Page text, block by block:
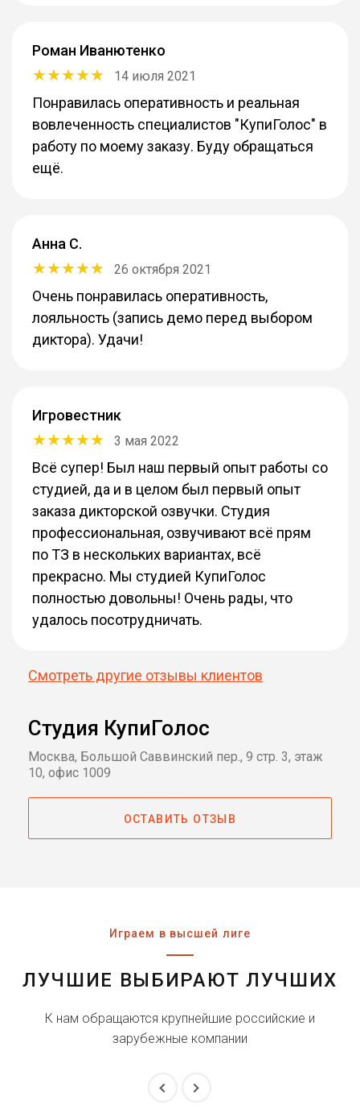
Роман Иванютенко
14 июля 2021
Понравилась оперативность и реальная
вовлеченность специалистов "КупиГолос" в
работу по моему заказу. Буду обращаться
ещё.
Анна С.
26 октября 2021
Очень понравилась оперативность,
лояльность (запись демо перед выбором
диктора). Удачи!
Игровестник
3 мая 2022
Всё супер! Был наш первый опыт работы со
студией, да и в целом был первый опыт
заказа дикторской озвучки. Студия
профессиональная, озвучивают всё прям
по ТЗ в нескольких вариантах, всё
прекрасно. Мы студией КупиГолос
полностью довольны! Очень рады, что
удалось посотрудничать.
Смотреть другие отзывы клиентов
Студия КупиГолос
Москва, Большой Саввинский пер., 9 стр. 3, этаж
10, офис 1009
ОСТАВИТЬ ОТЗЫВ
Играем в высшей лиге
ЛУЧШИЕ ВЫБИРАЮТ ЛУЧШИХ
К нам обращаются крупнейшие российские и
зарубежные компании